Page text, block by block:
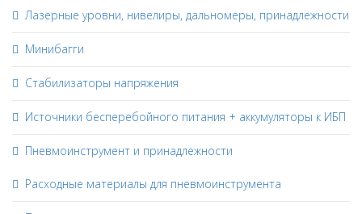
Лазерные уровни, нивелиры, дальномеры, принадлежности
Минибагги
Стабилизаторы напряжения
Источники бесперебойного питания + аккумуляторы к ИБП
Пневмоинструмент и принадлежности
Расходные материалы для пневмоинструмента